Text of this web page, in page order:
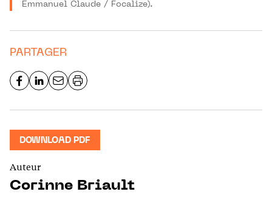
Emmanuel Claude / Focalize).
PARTAGER
DOWNLOAD PDF
Auteur
Corinne Briault